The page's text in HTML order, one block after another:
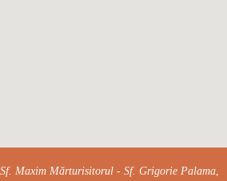
Sf. Maxim Mărturisitorul - Sf. Grigorie Palama